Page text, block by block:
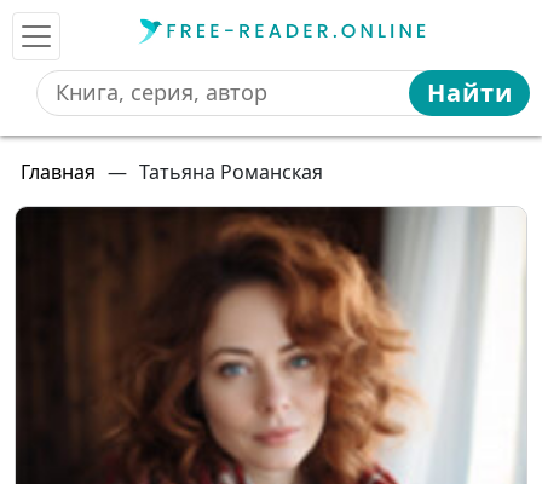
Найти
Главная — Татьяна Романская